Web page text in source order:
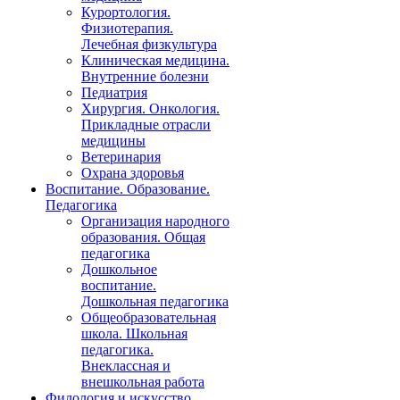
Курортология.
Физиотерапия.
Лечебная физкультура
Клиническая медицина.
Внутренние болезни
Педиатрия
Хирургия. Онкология.
Прикладные отрасли
медицины
Ветеринария
Охрана здоровья
Воспитание. Образование.
Педагогика
Организация народного
образования. Общая
педагогика
Дошкольное
воспитание.
Дошкольная педагогика
Общеобразовательная
школа. Школьная
педагогика.
Внеклассная и
внешкольная работа